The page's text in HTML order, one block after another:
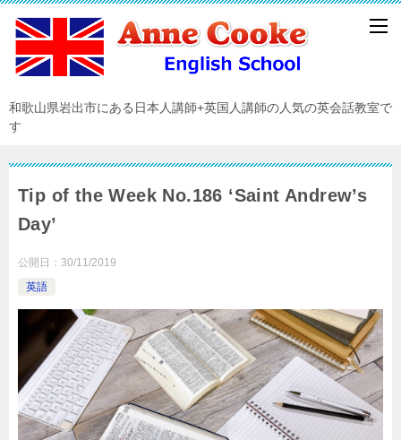
和歌山県岩出市にある日本人講師+英国人講師の人気の英会話教室で
す
Tip of the Week No.186 ‘Saint Andrew’s
Day’
公開日： 30/11/2019
英語